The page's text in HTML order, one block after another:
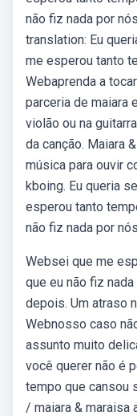
não fiz nada por
translation: Eu
me esperou tanto
Webaprenda a
parceria de maiara
violão ou na
da canção. Maiara
música para ouvir
kboing. Eu queria
esperou tanto
não fiz nada por
Websei que me
que eu não fiz
depois. Um atraso
Webnosso caso
assunto muito
você querer não é
tempo que cansou
/ maiara & maraisa